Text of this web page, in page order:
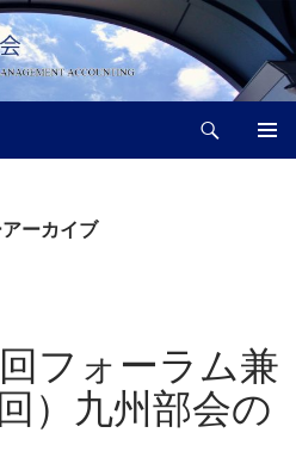
アーカイブ
フォーラム兼
）九州部会の